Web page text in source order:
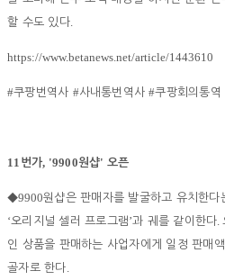
할 수도 있다.
https://www.betanews.net/article/1443610
#쿠팡번역사 #사내통번역사#쿠팡회의통역
11 번가, '9900원샵' 오픈
◆9900원샵은 판매자를 발굴하고 유치한다
‘오리지널 셀러 프로그램’과 궤를 같이한다.
인 상품을 판매하는 사업자에게 일정 판매
골자로 한다.